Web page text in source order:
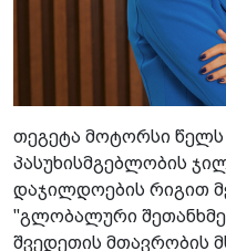
თეგეტა მოტორსი
პასუხისმგებლობის
დაჯილდოების რიგით
"გლობალური
შვედეთის მთავრობის